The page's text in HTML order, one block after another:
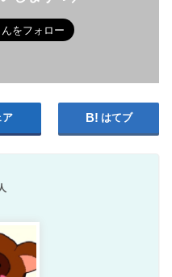
ア はてブ